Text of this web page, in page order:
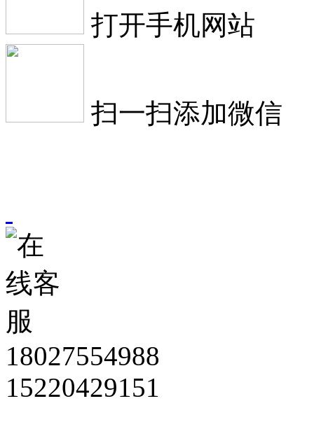
打开手机网站
扫一扫添加微信
18027554988
15220429151